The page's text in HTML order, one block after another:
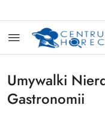
Umywalki
Gastronomii